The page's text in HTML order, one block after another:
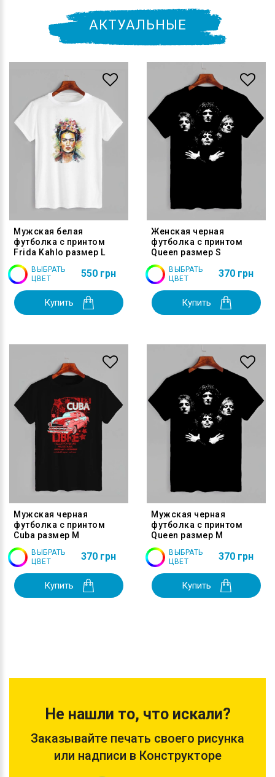
АКТУАЛЬНЫЕ
Мужская белая
футболка с принтом
Frida Kahlo размер L
ВЫБРАТЬ
ЦВЕТ
550 грн
Купить
Женская черная
футболка с принтом
Queen размер S
ВЫБРАТЬ
ЦВЕТ
370 грн
Купить
Мужская черная
футболка с принтом
Cuba размер M
ВЫБРАТЬ
ЦВЕТ
370 грн
Купить
Мужская черная
футболка с принтом
Queen размер M
ВЫБРАТЬ
ЦВЕТ
370 грн
Купить
Не нашли то, что искали?
Заказывайте печать своего рисунка
или надписи в Конструкторе